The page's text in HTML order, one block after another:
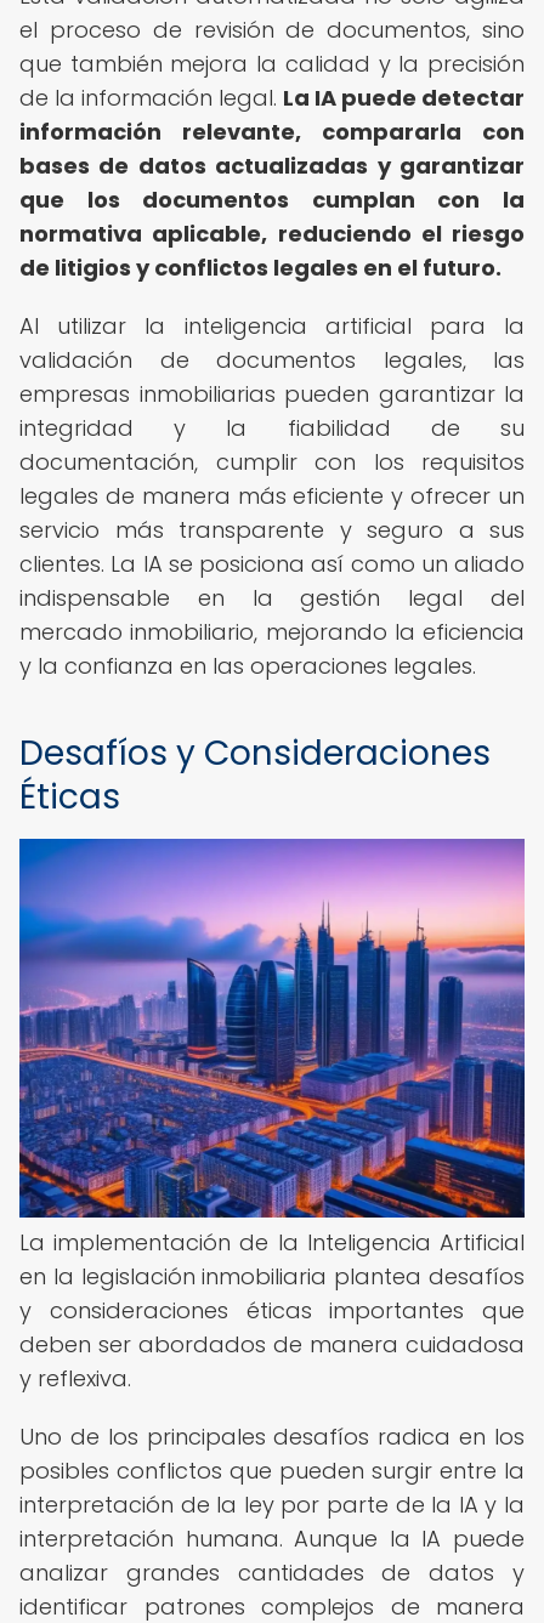
el proceso de revisión de documentos, sino
que también mejora la calidad y la precisión
de la información legal. La IA puede detectar
información relevante, compararla con
bases de datos actualizadas y garantizar
que los documentos cumplan con la
normativa aplicable, reduciendo el riesgo
de litigios y conflictos legales en el futuro.
Al utilizar la inteligencia artificial para la
validación de documentos legales, las
empresas inmobiliarias pueden garantizar la
integridad y la fiabilidad de su
documentación, cumplir con los requisitos
legales de manera más eficiente y ofrecer un
servicio más transparente y seguro a sus
clientes. La IA se posiciona así como un aliado
indispensable en la gestión legal del
mercado inmobiliario, mejorando la eficiencia
y la confianza en las operaciones legales.
Desafíos y Consideraciones
Éticas
La implementación de la Inteligencia Artificial
en la legislación inmobiliaria plantea desafíos
y consideraciones éticas importantes que
deben ser abordados de manera cuidadosa
y reflexiva.
Uno de los principales desafíos radica en los
posibles conflictos que pueden surgir entre la
interpretación de la ley por parte de la IA y la
interpretación humana. Aunque la IA puede
analizar grandes cantidades de datos y
identificar patrones complejos de manera